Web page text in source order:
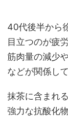
40代後半から
目立つのが疲
筋肉量の減少
などが関係し
抹茶に含まれ
強力な抗酸化